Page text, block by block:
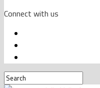
Connect with us